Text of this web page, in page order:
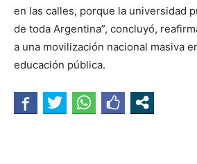
en las calles, porque la universidad
de toda Argentina”, concluyó,
a una movilización nacional masiva
educación pública.